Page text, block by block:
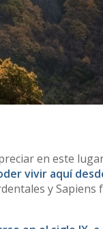
en este
vivir aquí
y